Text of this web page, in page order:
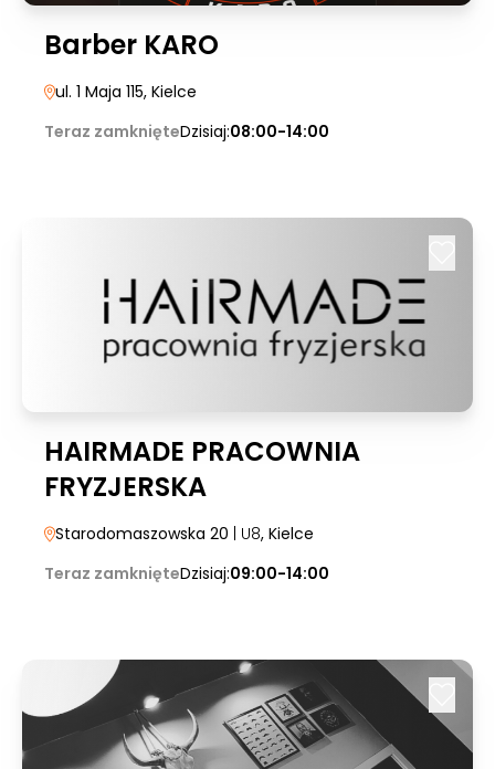
Barber KARO
ul. 1 Maja 115, Kielce
Teraz zamknięteDzisiaj:08:00-14:00
HAIRMADE PRACOWNIA
FRYZJERSKA
Starodomaszowska 20 | U8, Kielce
Teraz zamknięteDzisiaj:09:00-14:00